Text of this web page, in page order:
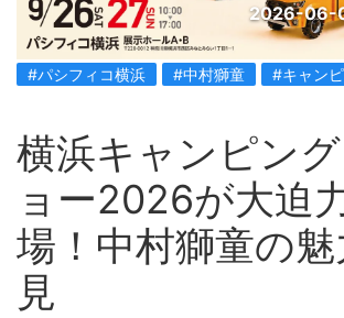
2026-06-
#パシフィコ横浜 #中村獅童 #キャン
横浜キャンピン
ョー2026が大迫
場！中村獅童の
見